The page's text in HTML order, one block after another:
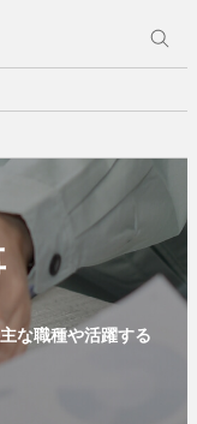
な職種や活躍する